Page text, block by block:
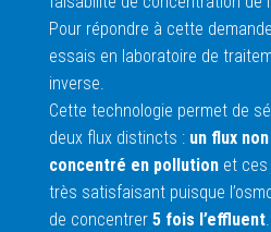
Pour répondre à cette
essais en laboratoire de
inverse.
Cette technologie permet de
deux flux distincts : un flux
concentré en pollutionet ces
très satisfaisant puisque
de concentrer 5 fois l’effluent.